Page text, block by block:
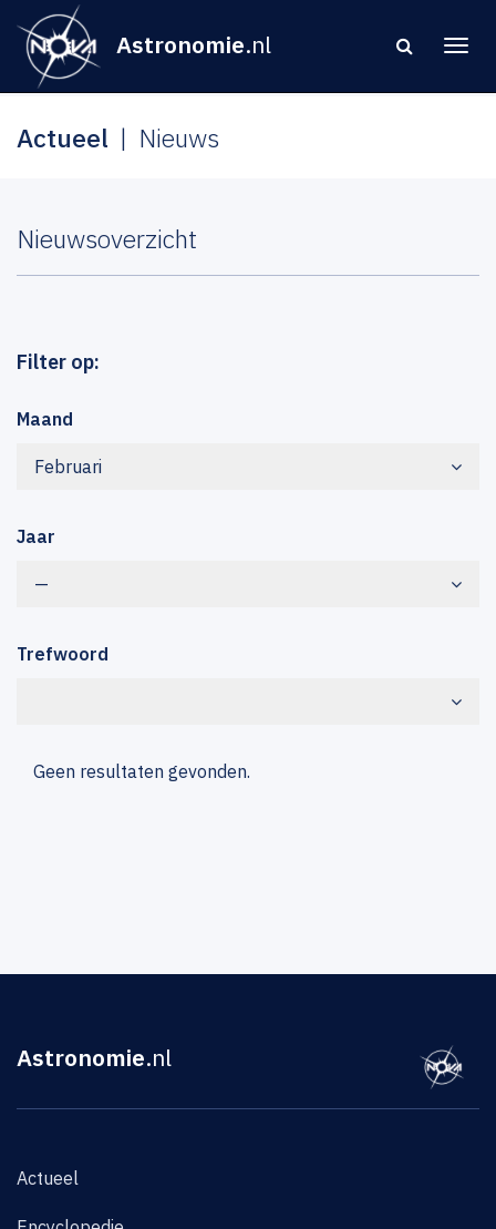
Astronomie.nl
Actueel Nieuws
Nieuwsoverzicht
Filter op:
Maand
Februari
Jaar
—
Trefwoord
Geen resultaten gevonden.
Astronomie.nl
Actueel